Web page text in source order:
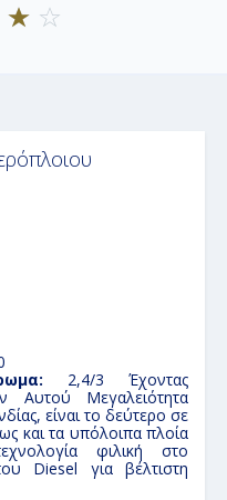
2,4/3
Έχοντας
Αυτού Μεγαλειότητα
είναι το δεύτερο σε
και τα υπόλοιπα πλοία
φιλική στο
Diesel για βέλτιστη